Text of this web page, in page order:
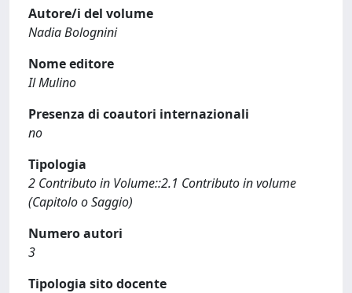
Autore/i del volume
Nadia Bolognini
Nome editore
Il Mulino
Presenza di coautori internazionali
no
Tipologia
2 Contributo in Volume::2.1 Contributo in volume
(Capitolo o Saggio)
Numero autori
3
Tipologia sito docente